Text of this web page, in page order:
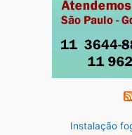
Instalação